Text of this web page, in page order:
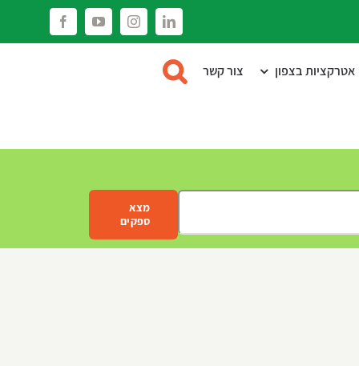
LinkedIn
Instagram
YouTube
Facebook
אטרקציות בצפון צור קשר
מצא
ספקים